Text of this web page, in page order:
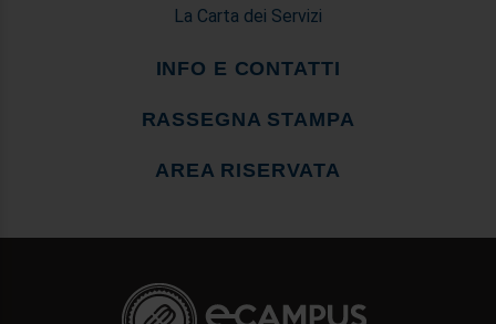
La Carta dei Servizi
INFO E CONTATTI
RASSEGNA STAMPA
AREA RISERVATA